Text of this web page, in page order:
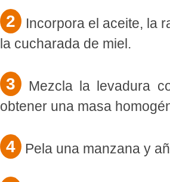
2
Incorpora el aceite, la
la cucharada de miel.
3
Mezcla la levadura
obtener una masa
4 Pela una manzana y